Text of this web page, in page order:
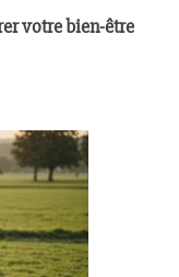
votre bien-être